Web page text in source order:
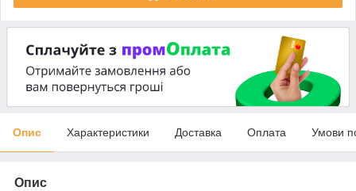
Опис Характеристики Доставка Оплата Умови
Опис